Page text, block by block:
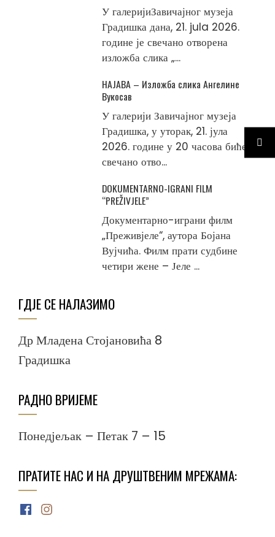
У галеријиЗавичајног музеја
Градишка дана, 21. jula 2026.
године је свечано отворена
изложба слика „...
НАЈАВА – Изложба слика Ангелине
Вукосав
У галерији Завичајног музеја
Градишка, у уторак, 21. јула
2026. године у 20 часова биће
свечано отво...
DOKUMENTARNO-IGRANI FILM
“PREŽIVJELE”
Документарно-играни филм
„Преживјеле“, аутора Бојана
Вујчића. Филм прати судбине
четири жене – Јеле ...
ГДЈЕ СЕ НАЛАЗИМО
Др Младена Стојановића 8
Градишка
РАДНО ВРИЈЕМЕ
Понедјељак – Петак 7 – 15
ПРАТИТЕ НАС И НА ДРУШТВЕНИМ МРЕЖАМА:
Facebook
Instagram